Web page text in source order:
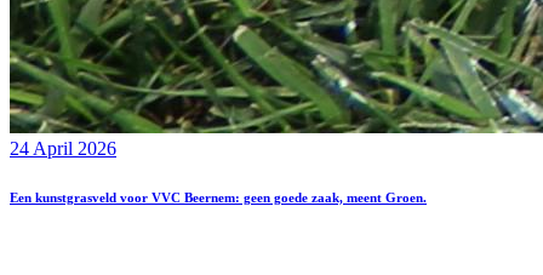
24 April 2026
Een kunstgrasveld voor VVC Beernem: geen goede zaak, meent Groen.